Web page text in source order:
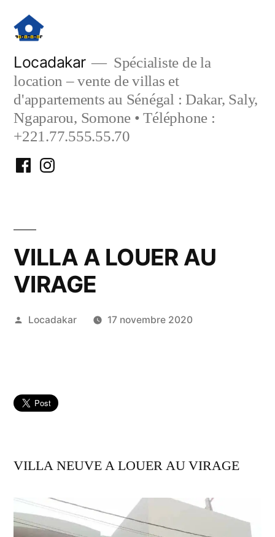
contenu
Locadakar
Spécialiste de la
location – vente de villas et
d'appartements au Sénégal : Dakar, Saly,
Ngaparou, Somone • Téléphone :
+221.77.555.55.70
FacebookInstagram
VILLA A LOUER AU
VIRAGE
Publié
Locadakar 17 novembre 2020
VILLA NEUVE A LOUER AU VIRAGE